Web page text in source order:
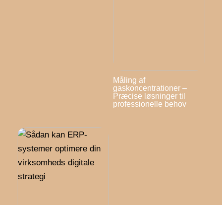
Måling af
gaskoncentrationer –
Præcise løsninger til
professionelle behov